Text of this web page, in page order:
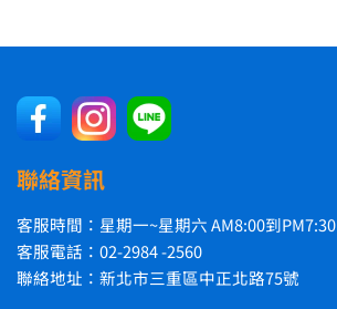
聯絡資訊
客服時間：星期一~星期六 AM8:00到PM7:30
客服電話：02-2984 -2560
聯絡地址：新北市三重區中正北路75號